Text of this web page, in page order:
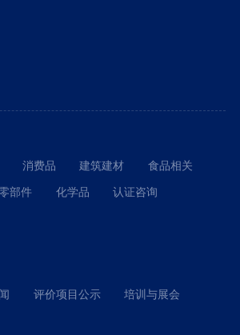
消费品 建筑建材
食品相关
部件 化学品
认证咨询
评价项目公示 培训与展会